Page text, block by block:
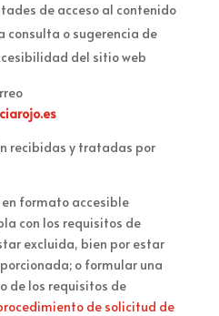
de acceso al contenido
consulta o sugerencia de
del sitio web
recibidas y tratadas por
formato accesible
con los requisitos de
excluida, bien por estar
o formular una
de los requisitos de
de solicitud de